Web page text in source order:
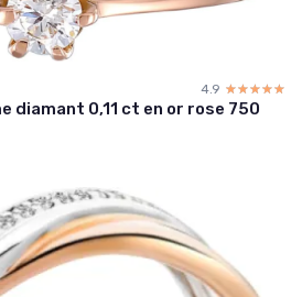
4.9 ☆☆☆☆☆
★★★★★
diamant 0,11 ct en or rose 750